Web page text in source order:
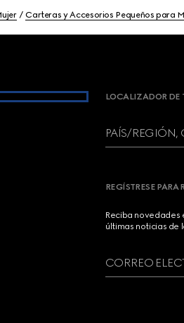
Carteras y Accesorios Pequeños para
LOCALIZADOR DE
PAÍS/REGIÓN,
REGÍSTRESE
Reciba novedades
últimas noticias de
CORREO